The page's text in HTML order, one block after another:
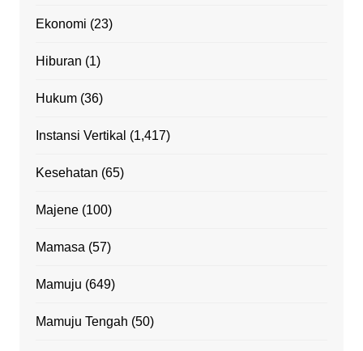
Ekonomi (23)
Hiburan (1)
Hukum(36)
Instansi Vertikal (1,417)
Kesehatan (65)
Majene(100)
Mamasa (57)
Mamuju (649)
Mamuju Tengah (50)